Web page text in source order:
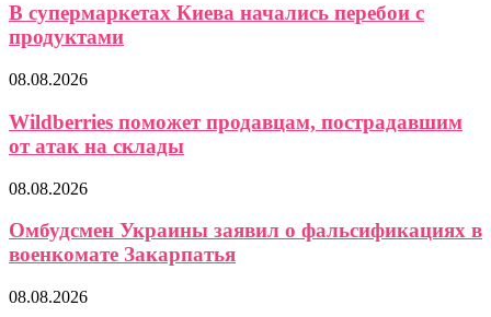
В супермаркетах Киева начались перебои с
продуктами
08.08.2026
Wildberries поможет продавцам, пострадавшим
от атак на склады
08.08.2026
Омбудсмен Украины заявил о фальсификациях в
военкомате Закарпатья
08.08.2026